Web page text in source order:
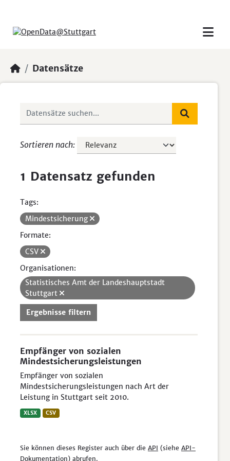
Datensätze
Sortieren nach
1 Datensatz gefunden
Tags:
Mindestsicherung
Formate:
CSV
Organisationen:
Statistisches Amt der Landeshauptstadt
Stuttgart
Ergebnisse filtern
Empfänger von sozialen
Mindestsicherungsleistungen
Empfänger von sozialen
Mindestsicherungsleistungen nach Art der
Leistung in Stuttgart seit 2010.
XLSX CSV
Sie können dieses Register auch über die API (siehe API-
Dokumentation) abrufen.